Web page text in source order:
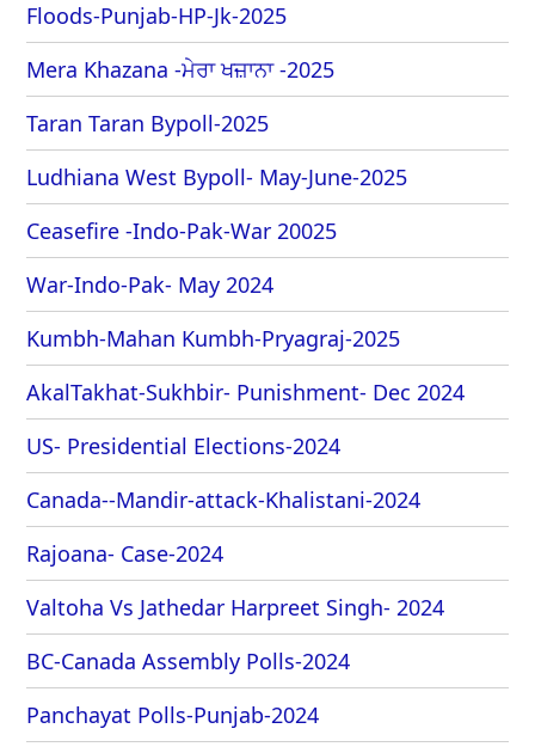
Floods-Punjab-HP-Jk-2025
Mera Khazana -ਮੇਰਾ ਖਜ਼ਾਨਾ -2025
Taran Taran Bypoll-2025
Ludhiana West Bypoll- May-June-2025
Ceasefire -Indo-Pak-War 20025
War-Indo-Pak- May 2024
Kumbh-Mahan Kumbh-Pryagraj-2025
AkalTakhat-Sukhbir- Punishment- Dec 2024
US- Presidential Elections-2024
Canada--Mandir-attack-Khalistani-2024
Rajoana- Case-2024
Valtoha Vs Jathedar Harpreet Singh- 2024
BC-Canada Assembly Polls-2024
Panchayat Polls-Punjab-2024